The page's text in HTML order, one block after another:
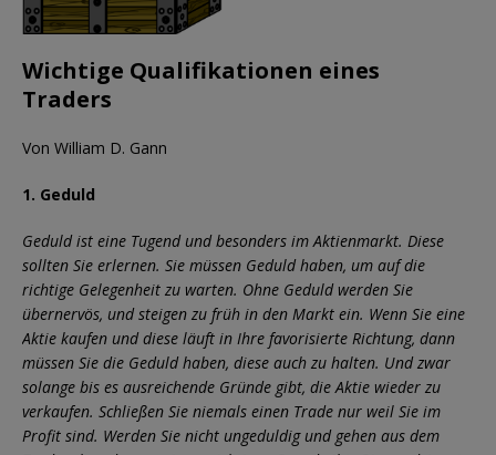
Wichtige Qualifikationen eines
Traders
Von William D. Gann
1. Geduld
Geduld ist eine Tugend und besonders im Aktienmarkt. Diese
sollten Sie erlernen. Sie müssen Geduld haben, um auf die
richtige Gelegenheit zu warten. Ohne Geduld werden Sie
übernervös, und steigen zu früh in den Markt ein. Wenn Sie eine
Aktie kaufen und diese läuft in Ihre favorisierte Richtung, dann
müssen Sie die Geduld haben, diese auch zu halten. Und zwar
solange bis es ausreichende Gründe gibt, die Aktie wieder zu
verkaufen. Schließen Sie niemals einen Trade nur weil Sie im
Profit sind. Werden Sie nicht ungeduldig und gehen aus dem